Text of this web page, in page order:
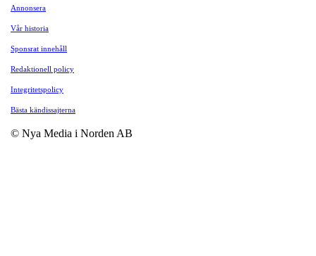
Annonsera
Vår historia
Sponsrat innehåll
Redaktionell policy
Integritetspolicy
Bästa kändissajterna
© Nya Media i Norden AB